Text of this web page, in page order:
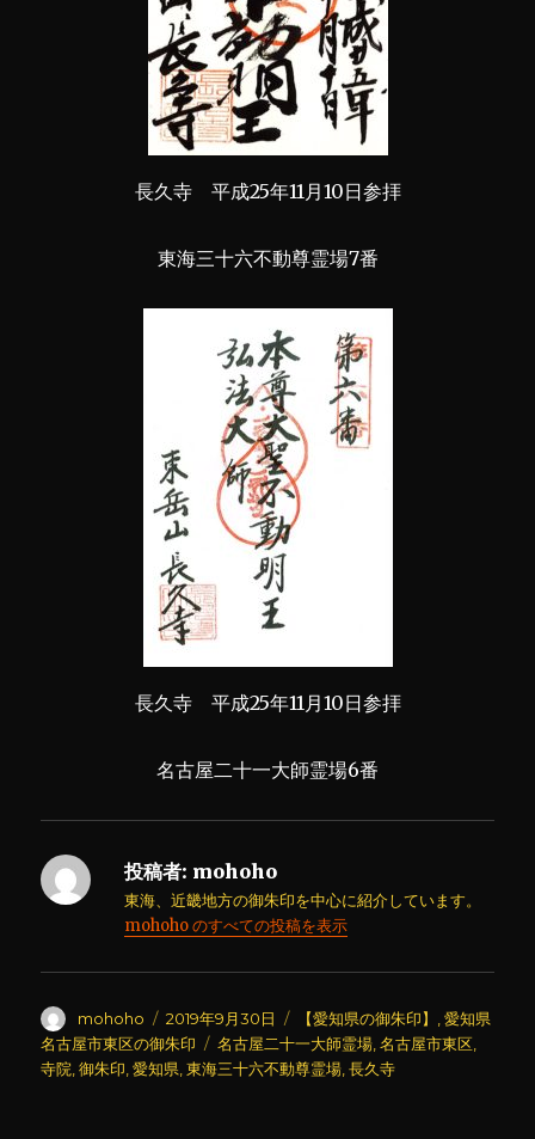
長久寺 平成25年11月10日参拝
東海三十六不動尊霊場7番
長久寺 平成25年11月10日参拝
名古屋二十一大師霊場6番
投稿者: mohoho
東海、近畿地方の御朱印を中心に紹介しています。
mohoho のすべての投稿を表示
投
稿
者
mohoho
投
稿
日:
2019年9月30日
カ
テ
ゴ
【愛知県の御朱印】 ,愛知県
名古屋市東区の御朱印
タ
グ
名古屋二十一大師霊場 ,名古屋市東区
寺院 ,御朱印 ,愛知県 ,東海三十六不動尊霊場 ,長久寺